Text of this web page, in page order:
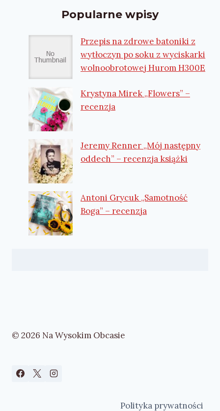
Popularne wpisy
Przepis na zdrowe batoniki z
wytłoczyn po soku z wyciskarki
wolnoobrotowej Hurom H300E
Krystyna Mirek „Flowers” –
recenzja
Jeremy Renner „Mój następny
oddech” – recenzja książki
Antoni Grycuk „Samotność
Boga” – recenzja
© 2026 Na Wysokim Obcasie
Polityka prywatności